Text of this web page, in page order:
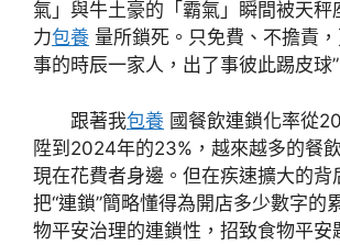
氣」與牛土豪的「霸氣」瞬間被天秤
力包養 量所鎖死。只免費、不擔責
事的時辰一家人，出了事彼此踢皮球”
跟著我包養 國餐飲連鎖化率從
陞到2024年的23%，越來越多的餐
現在花費者身邊。但在疾速擴大的背
把“連鎖”簡略懂得為開店多少數字的
物平安治理的連鎖性，招致食物平安